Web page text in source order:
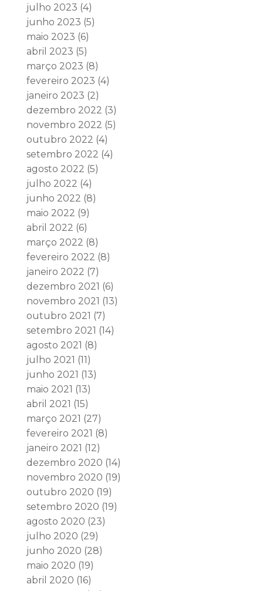
julho 2023 (4)
junho 2023 (5)
maio 2023 (6)
abril 2023 (5)
março 2023 (8)
fevereiro 2023 (4)
janeiro 2023 (2)
dezembro 2022 (3)
novembro 2022 (5)
outubro 2022 (4)
setembro 2022 (4)
agosto 2022 (5)
julho 2022 (4)
junho 2022 (8)
maio 2022 (9)
abril 2022 (6)
março 2022 (8)
fevereiro 2022 (8)
janeiro 2022 (7)
dezembro 2021 (6)
novembro 2021 (13)
outubro 2021 (7)
setembro 2021 (14)
agosto 2021 (8)
julho 2021 (11)
junho 2021 (13)
maio 2021 (13)
abril 2021 (15)
março 2021 (27)
fevereiro 2021 (8)
janeiro 2021 (12)
dezembro 2020 (14)
novembro 2020 (19)
outubro 2020 (19)
setembro 2020 (19)
agosto 2020 (23)
julho 2020 (29)
junho 2020 (28)
maio 2020 (19)
abril 2020 (16)